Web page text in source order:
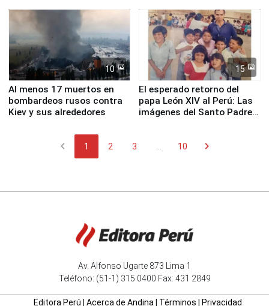
Fenómeno El Niño
de Chile
10
Al menos 17 muertos en
bombardeos rusos contra
Kiev y sus alrededores
15
El esperado retorno del
papa León XIV al Perú: Las
imágenes del Santo Padre
chevron_left 1 2 3 10 chevron_right
Av. Alfonso Ugarte 873 Lima 1
Teléfono: (51-1) 315 0400 Fax: 431 2849
Editora Perú Acerca de Andina| Términos Privacidad